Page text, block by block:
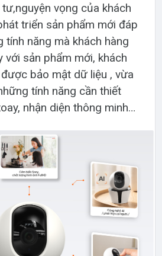
vọng của khách
triển sản phẩm mới đáp
tính năng mà khách hàng
với sản phẩm mới, khách
bảo mật dữ liệu , vừa
tính năng cần thiết
nhận diện thông minh…